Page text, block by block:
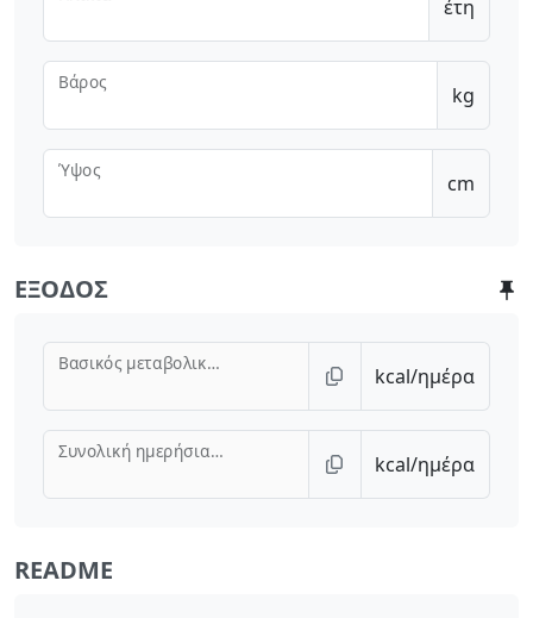
έτη
Βάρος
kg
Ύψος
cm
ΈΞΟΔΟΣ
Βασικός μεταβολικός ρυθμός (BMR)
kcal/ημέρα
Συνολική ημερήσια ενεργειακή δαπάνη (TDEE)
kcal/ημέρα
README